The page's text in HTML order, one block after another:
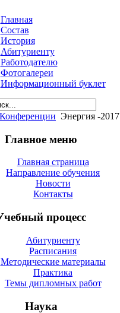
Главная
Состав
История
Абитуриенту
Работодателю
Фотогалереи
Информационный буклет
Конференции Энергия -2017
Главное меню
Главная страница
Направление обучения
Новости
Контакты
процесс
Абитуриенту
Расписания
Методические материалы
Практика
Темы дипломных работ
Наука